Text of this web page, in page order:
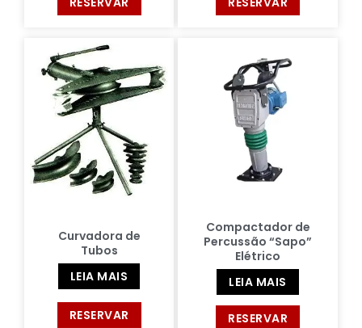
Curvadora de
Tubos
LEIA MAIS
RESERVAR
Compactador de
Percussão “Sapo”
Elétrico
LEIA MAIS
RESERVAR